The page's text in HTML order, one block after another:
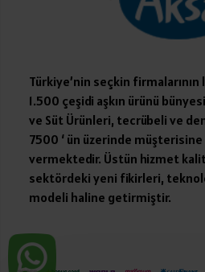
Türkiye’nin seçkin
1.500 çeşidi aşkın ürünü
ve Süt Ürünleri, tecrübeli ve
7500 ‘ ün üzerinde
vermektedir. Üstün hizmet
sektördeki yeni fikirleri,
modeli haline getirmiştir.